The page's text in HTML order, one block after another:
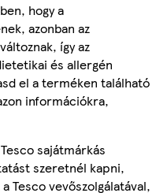
hogy a
azonban az
így az
és allergén
el a terméken található
információkra,
sajátmárkás
szeretnél kapni,
Tesco vevőszolgálatával,